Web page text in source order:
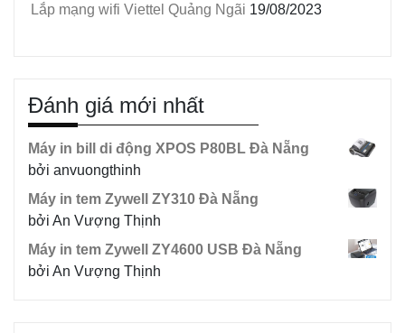
Lắp mạng wifi Viettel Quảng Ngãi 19/08/2023
Đánh giá mới nhất
Máy in bill di động XPOS P80BL Đà Nẵng
bởi anvuongthinh
Máy in tem Zywell ZY310 Đà Nẵng
bởi An Vượng Thịnh
Máy in tem Zywell ZY4600 USB Đà Nẵng
bởi An Vượng Thịnh